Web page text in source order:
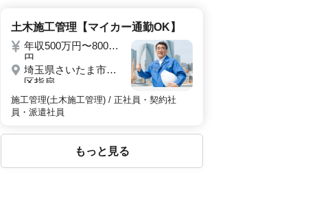
土木施工管理【マイカー通勤OK】
年収500万円〜800万
円
埼玉県さいたま市西
区指扇
施工管理(土木施工管理) / 正社員・契約社
員・派遣社員
もっと見る